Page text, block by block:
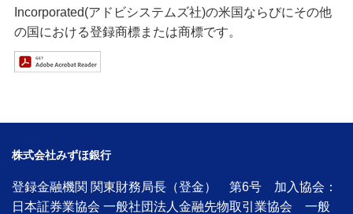
Incorporated(アドビシステムズ社)の米国ならびにその他
の国における登録商標または商標です。
株式会社みずほ銀行
登録金融機関 関東財務局長（登金） 第6号 加入協会：
日本証券業協会 一般社団法人金融先物取引業協会 一般